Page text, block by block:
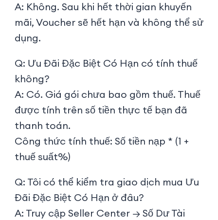
A: Không. Sau khi hết thời gian khuyến
mãi, Voucher sẽ hết hạn và không thể sử
dụng.
Q: Ưu Đãi Đặc Biệt Có Hạn có tính thuế
không?
A: Có. Giá gói chưa bao gồm thuế. Thuế
được tính trên số tiền thực tế bạn đã
thanh toán.
Công thức tính thuế: Số tiền nạp * (1 +
thuế suất%)
Q: Tôi có thể kiểm tra giao dịch mua Ưu
Đãi Đặc Biệt Có Hạn ở đâu?
A: Truy cập Seller Center → Số Dư Tài